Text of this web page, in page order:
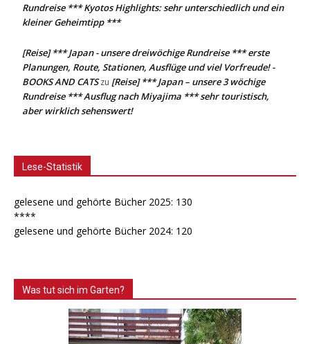
Rundreise *** Kyotos Highlights: sehr unterschiedlich und ein
kleiner Geheimtipp ***
[Reise] *** Japan - unsere dreiwöchige Rundreise *** erste
Planungen, Route, Stationen, Ausflüge und viel Vorfreude! -
BOOKS AND CATSzu [Reise] *** Japan – unsere 3 wöchige
Rundreise *** Ausflug nach Miyajima *** sehr touristisch,
aber wirklich sehenswert!
Lese-Statistik
gelesene und gehörte Bücher 2025: 130
****
gelesene und gehörte Bücher 2024: 120
Was tut sich im Garten?